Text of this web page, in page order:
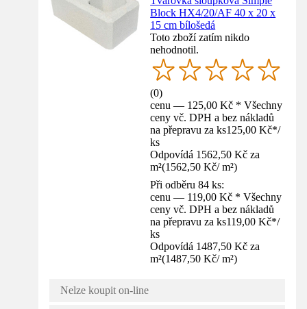
Block HX4/20/AF 40 x 20 x
15 cm bílošedá
Toto zboží zatím nikdo
nehodnotil.
(0)
cenu — 125,00 Kč * Všechny
ceny vč. DPH a bez nákladů
na přepravu za ks125,00 Kč*/
ks
Odpovídá 1562,50 Kč za
m²(1562,50 Kč/ m²)
Při odběru 84 ks:
cenu — 119,00 Kč * Všechny
ceny vč. DPH a bez nákladů
na přepravu za ks119,00 Kč*/
ks
Odpovídá 1487,50 Kč za
m²(1487,50 Kč/ m²)
Nelze koupit on-line